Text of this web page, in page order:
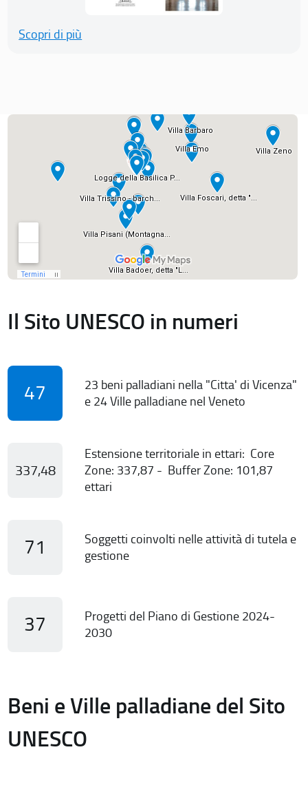
Scopri di più
Il Sito UNESCO in numeri
47
23 beni palladiani nella "Citta' di Vicenza"
e 24 Ville palladiane nel Veneto
337,48
Estensione territoriale in ettari: Core
Zone: 337,87 - Buffer Zone: 101,87
ettari
71
Soggetti coinvolti nelle attività di tutela e
gestione
37
Progetti del Piano di Gestione 2024-
2030
Beni e Ville palladiane del Sito
UNESCO